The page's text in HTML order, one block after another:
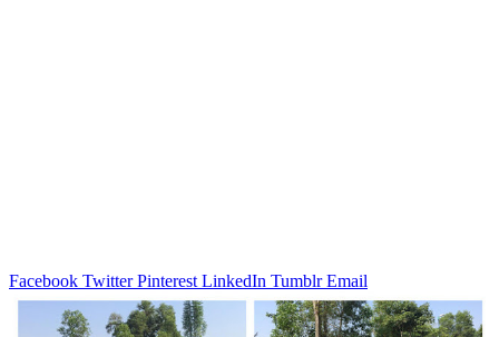
Facebook Twitter Pinterest LinkedIn Tumblr Email